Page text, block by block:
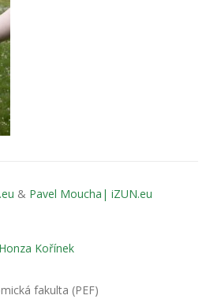
& Pavel Moucha| iZUN.eu
Kořínek
fakulta (PEF)